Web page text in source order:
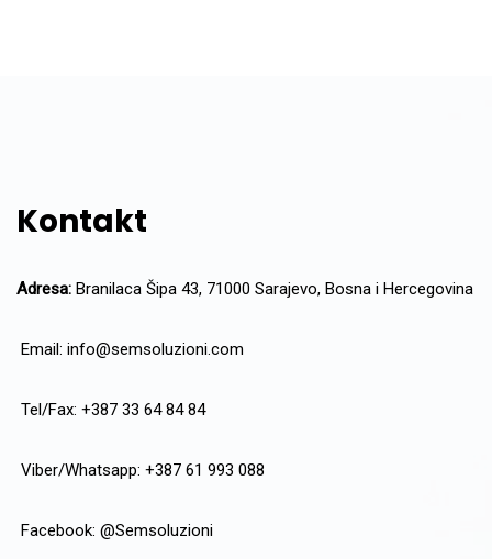
Kontakt
Adresa: Branilaca Šipa 43, 71000 Sarajevo, Bosna i Hercegovina
Email: info@semsoluzioni.com
Tel/Fax: +387 33 64 84 84
Viber/Whatsapp: +387 61 993 088
Facebook: @Semsoluzioni